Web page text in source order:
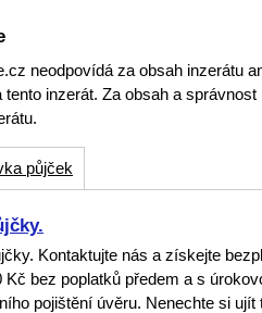
neodpovídá za obsah inzerátu
inzerát. Za obsah a
půjček
Kontaktujte nás a získejte
bez poplatků předem a s
pojištění úvěru. Nenechte si ujít